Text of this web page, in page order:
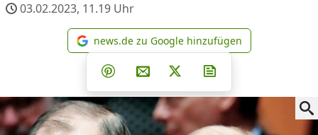
03.02.2023, 11.19 Uhr
news.de zu Google
news.de zu Google hinzufügen
Teilen auf Facebook
Teilen auf Whatsapp
Teilen auf Telegram
Teilen auf Pinterest
Per E-Mail teilen
Post auf X